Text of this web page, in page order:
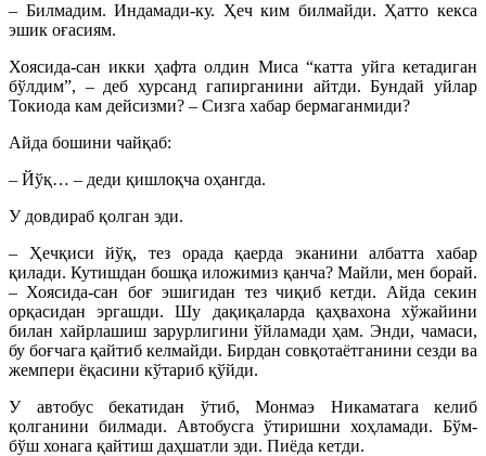
– Билмадим. Индамади-ку. Ҳеч ким билмайди. Ҳатто кекса
эшик оғасиям.
Хоясида-сан икки ҳафта олдин Миса “катта уйга кетадиган
бўлдим”, – деб хурсанд гапирганини айтди. Бундай уйлар
Токиода кам дейсизми? – Сизга хабар бермаганмиди?
Айда бошини чайқаб:
– Йўқ… – деди қишлоқча оҳангда.
У довдираб қолган эди.
– Ҳечқиси йўқ, тез орада қаерда эканини албатта хабар
қилади. Кутишдан бошқа иложимиз қанча? Майли, мен борай.
– Хоясида-сан боғ эшигидан тез чиқиб кетди. Айда секин
орқасидан эргашди. Шу дақиқаларда қаҳвахона хўжайини
билан хайрлашиш зарурлигини ўйламади ҳам. Энди, чамаси,
бу боғчага қайтиб келмайди. Бирдан совқотаётганини сезди ва
жемпери ёқасини кўтариб қўйди.
У автобус бекатидан ўтиб, Монмаэ Никаматага келиб
қолганини билмади. Автобусга ўтиришни хоҳламади. Бўм-
бўш хонага қайтиш даҳшатли эди. Пиёда кетди.